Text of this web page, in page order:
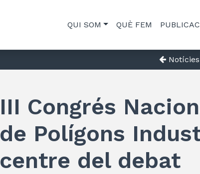
QUI SOM QUÈ FEM
Notícies
III Congrés
de Polígons
centre del debat